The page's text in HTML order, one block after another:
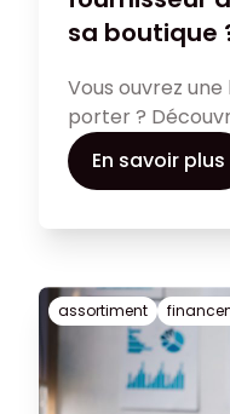
sa boutique
Vous ouvrez
porter ?
fournisseurs de
votre commerce.
En savoir plus
assortiment